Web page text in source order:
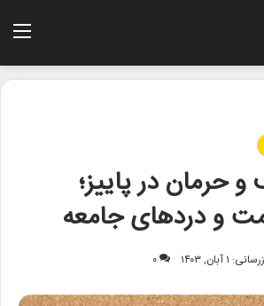
حرمان در پاییز؛
و دردهای جامعه
آبان, ۱۴۰۳ ۰